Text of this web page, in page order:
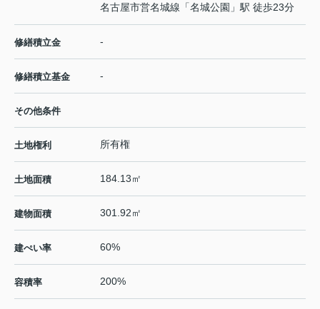
名古屋市営名城線 「名城公園 」駅 徒歩23分
修繕積立金 -
修繕積立基金 -
その他条件
土地権利 所有権
土地面積 184.13㎡
建物面積 301.92㎡
建ぺい率 60%
容積率 200%